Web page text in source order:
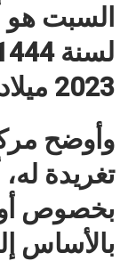
السبت هو
2023 ميلادي.
وأوضح
تغريدة
بخصوص
بالأساس